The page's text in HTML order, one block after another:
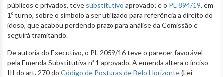
públicos e privados, teve substitutivo aprovado; e o PL 894/19, em
1º turno, sobre o símbolo a ser utilizado para referência a direito do
idoso, que acabou perdendo prazo para análise da Comissão e
seguirá tramitando.
De autoria do Executivo, o PL 2059/16 teve o parecer favorável
pela Emenda Substitutiva nº 1 aprovado. A emenda altera o inciso
III do art. 270 do Código de Posturas de Belo Horizonte(Lei